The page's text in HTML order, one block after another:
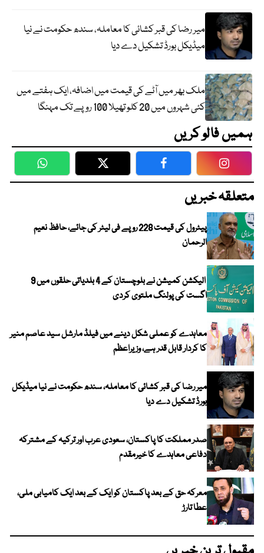
میر رضا کی قبر کشائی کا معاملہ، سندھ حکومت نے نیا
میڈیکل بورڈ تشکیل دے دیا
ملک بھر میں آٹے کی قیمت میں اضافہ، ایک ہفتے میں
کئی شہروں میں 20 کلو تھیلا 100 روپے تک مہنگا
ہمیں فالو کریں
WhatsApp Twitter Facebook
متعلقہ خبریں
پیٹرول کی قیمت 228 روپے فی لیٹر کی جائے، حافظ نعیم
الرحمان
الیکشن کمیشن نے بلوچستان کے 4 بلدیاتی حلقوں میں 9
اگست کی پولنگ ملتوی کردی
معاہدے کو عملی شکل دینے میں فیلڈ مارشل سید عاصم منیر
کا کردار قابل قدر ہے، وزیراعظم
میر رضا کی قبر کشائی کا معاملہ، سندھ حکومت نے نیا میڈیکل
بورڈ تشکیل دے دیا
صدر مملکت کا پاکستان، سعودی عرب اور ترکیہ کے مشترکہ
دفاعی معاہدے کا خیرمقدم
معرکہ حق کے بعد پاکستان کو ایک کے بعد ایک کامیابی ملی،
عطا تارڑ